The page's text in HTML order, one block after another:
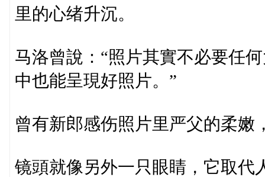
里的心绪升沉。
马洛曾說：“照片其實不必要任
中也能呈現好照片。”
曾有新郎感伤照片里严父的柔嫩
镜頭就像另外一只眼睛，它取代